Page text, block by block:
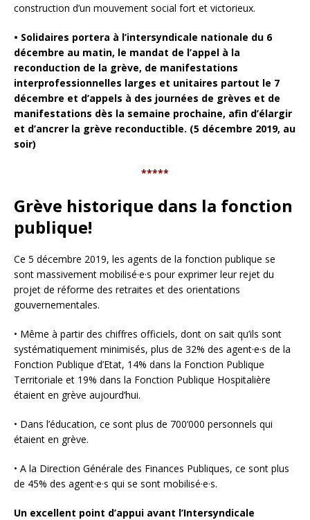
construction d’un mouvement social fort et victorieux.
• Solidaires portera à l’intersyndicale nationale du 6
décembre au matin, le mandat de l’appel à la
reconduction de la grève, de manifestations
interprofessionnelles larges et unitaires partout le 7
décembre et d’appels à des journées de grèves et de
manifestations dès la semaine prochaine, afin d’élargir
et d’ancrer la grève reconductible. (5 décembre 2019, au
soir)
*****
Grève historique dans la fonction
publique!
Ce 5 décembre 2019, les agents de la fonction publique se
sont massivement mobilisé·e·s pour exprimer leur rejet du
projet de réforme des retraites et des orientations
gouvernementales.
• Même à partir des chiffres officiels, dont on sait qu’ils sont
systématiquement minimisés, plus de 32% des agent·e·s de la
Fonction Publique d’Etat, 14% dans la Fonction Publique
Territoriale et 19% dans la Fonction Publique Hospitalière
étaient en grève aujourd’hui.
• Dans l’éducation, ce sont plus de 700’000 personnels qui
étaient en grève.
• A la Direction Générale des Finances Publiques, ce sont plus
de 45% des agent·e·s qui se sont mobilisé·e·s.
Un excellent point d’appui avant l’Intersyndicale